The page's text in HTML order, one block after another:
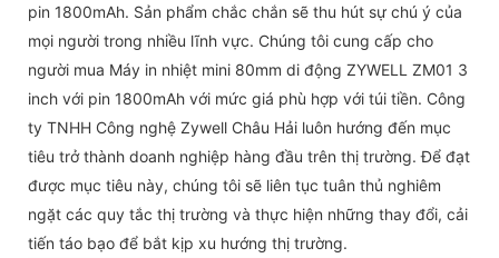
pin 1800mAh. Sản phẩm chắc chắn sẽ thu hút sự chú ý của
mọi người trong nhiều lĩnh vực. Chúng tôi cung cấp cho
người mua Máy in nhiệt mini 80mm di động ZYWELL ZM01 3
inch với pin 1800mAh với mức giá phù hợp với túi tiền. Công
ty TNHH Công nghệ Zywell Châu Hải luôn hướng đến mục
tiêu trở thành doanh nghiệp hàng đầu trên thị trường. Để đạt
được mục tiêu này, chúng tôi sẽ liên tục tuân thủ nghiêm
ngặt các quy tắc thị trường và thực hiện những thay đổi, cải
tiến táo bạo để bắt kịp xu hướng thị trường.